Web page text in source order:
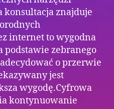
znajduje
internet to wygodna
podstawie zebranego
o przerwie
jest
wygodę.Cyfrowa
kontynuowanie